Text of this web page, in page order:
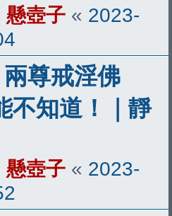
懸壺子 « 2023-
尊戒淫佛
不知道！｜靜
懸壺子 « 2023-